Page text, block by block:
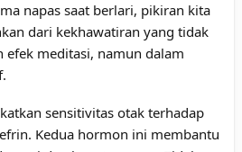
napas saat berlari, pikiran kita
dari kekhawatiran yang tidak
meditasi, namun dalam
sensitivitas otak terhadap
Kedua hormon ini membantu